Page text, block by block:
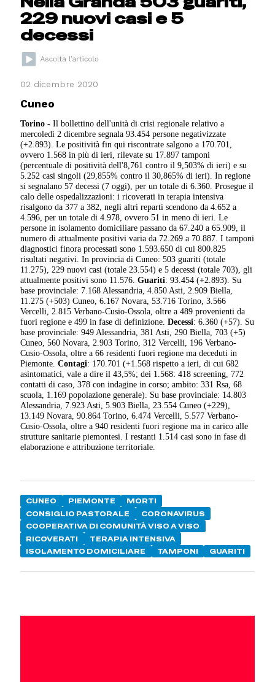
229 nuovi casi e 5
decessi
02 dicembre 2020
Cuneo
Torino - Il bollettino dell'unità di crisi regionale relativo a
mercoledì 2 dicembre segnala 93.454 persone negativizzate
(+2.893). Le positività fin qui riscontrate salgono a 170.701,
ovvero 1.568 in più di ieri, rilevate su 17.897 tamponi
(percentuale di positività dell'8,761 contro il 9,503% di ieri) e su
5.252 casi singoli (29,855% contro il 30,865% di ieri). In regione
si segnalano 57 decessi (7 oggi), per un totale di 6.360. Prosegue il
calo delle ospedalizzazioni: i ricoverati in terapia intensiva
risalgono da 377 a 382, negli altri reparti scendono da 4.652 a
4.596, per un totale di 4.978, ovvero 51 in meno di ieri. Le
persone in isolamento domiciliare passano da 67.240 a 65.909, il
numero di attualmente positivi varia da 72.269 a 70.887. I tamponi
diagnostici finora processati sono 1.593.650 di cui 800.825
risultati negativi. In provincia di Cuneo: 503 guariti (totale
11.275), 229 nuovi casi (totale 23.554) e 5 decessi (totale 703), gli
attualmente positivi sono 11.576.Guariti: 93.454 (+2.893). Su
base provinciale: 7.168 Alessandria, 4.850 Asti, 2.909 Biella,
11.275 (+503) Cuneo, 6.167 Novara, 53.716 Torino, 3.566
Vercelli, 2.815 Verbano-Cusio-Ossola, oltre a 489 provenienti da
fuori regione e 499 in fase di definizione.Decessi: 6.360 (+57). Su
base provinciale: 949 Alessandria, 381 Asti, 290 Biella, 703 (+5)
Cuneo, 560 Novara, 2.903 Torino, 312 Vercelli, 196 Verbano-
Cusio-Ossola, oltre a 66 residenti fuori regione ma deceduti in
Piemonte.Contagi: 170.701 (+1.568 rispetto a ieri, di cui 682
asintomatici, vale a dire il 43,5%; dei 1.568: 418 screening, 772
contatti di caso, 378 con indagine in corso; ambito: 331 Rsa, 68
scuola, 1.169 popolazione generale). Su base provinciale: 14.803
Alessandria, 7.923 Asti, 5.903 Biella, 23.554 Cuneo (+229),
13.149 Novara, 90.864 Torino, 6.474 Vercelli, 5.577 Verbano-
Cusio-Ossola, oltre a 940 residenti fuori regione ma in carico alle
strutture sanitarie piemontesi. I restanti 1.514 casi sono in fase di
elaborazione e attribuzione territoriale.
CUNEO PIEMONTE
MORTI
CONSIGLIO PASTORALE
CORONAVIRUS
COOPERATIVA DI COMUNITÀ VISO A VISO
RICOVERATI
TERAPIA INTENSIVA
ISOLAMENTO DOMICILIARE
TAMPONI GUARITI